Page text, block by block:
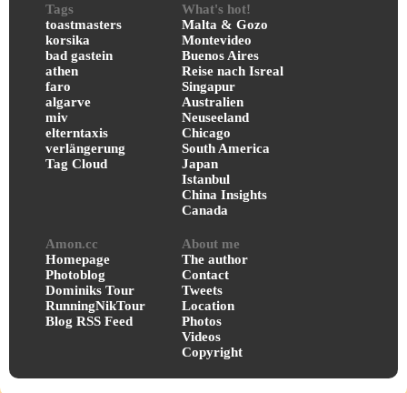
Tags
toastmasters
korsika
bad gastein
athen
faro
algarve
miv
elterntaxis
verlängerung
Tag Cloud
What's hot!
Malta & Gozo
Montevideo
Buenos Aires
Reise nach Isreal
Singapur
Australien
Neuseeland
Chicago
South America
Japan
Istanbul
China Insights
Canada
Amon.cc
Homepage
Photoblog
Dominiks Tour
RunningNikTour
Blog RSS Feed
About me
The author
Contact
Tweets
Location
Photos
Videos
Copyright